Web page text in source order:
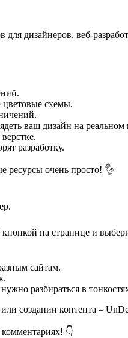
дизайнеров, веб-
цветовые схемы.
ваш дизайн на реальном
разработку.
ресурсы очень просто! 👌
на странице и
сайтам.
разбираться в
или создании контента –
👇